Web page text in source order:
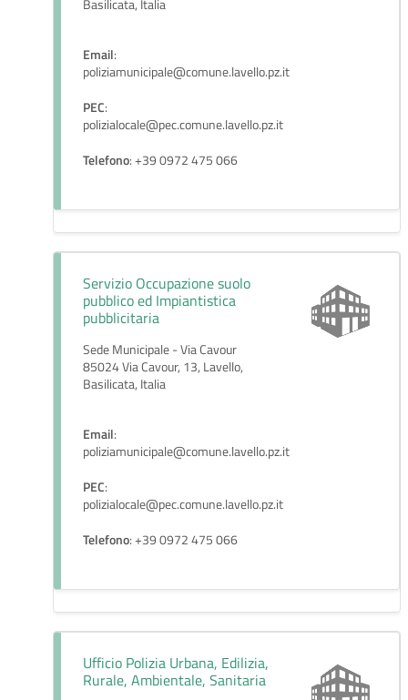
Basilicata, Italia
Email:
poliziamunicipale@comune.lavello.pz.it
PEC:
polizialocale@pec.comune.lavello.pz.it
Telefono: +39 0972 475 066
Servizio Occupazione suolo
pubblico ed Impiantistica
pubblicitaria
Sede Municipale - Via Cavour
85024 Via Cavour, 13, Lavello,
Basilicata, Italia
Email:
poliziamunicipale@comune.lavello.pz.it
PEC:
polizialocale@pec.comune.lavello.pz.it
Telefono: +39 0972 475 066
Ufficio Polizia Urbana, Edilizia,
Rurale, Ambientale, Sanitaria